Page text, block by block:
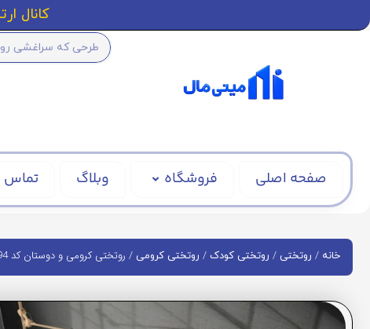
کانال
صفحه اصلی فروشگاه وبلاگ تماس
خانه / روتختی / روتختی کودک / روتختی کرومی / روتختی کرومی و دوستان کد 294